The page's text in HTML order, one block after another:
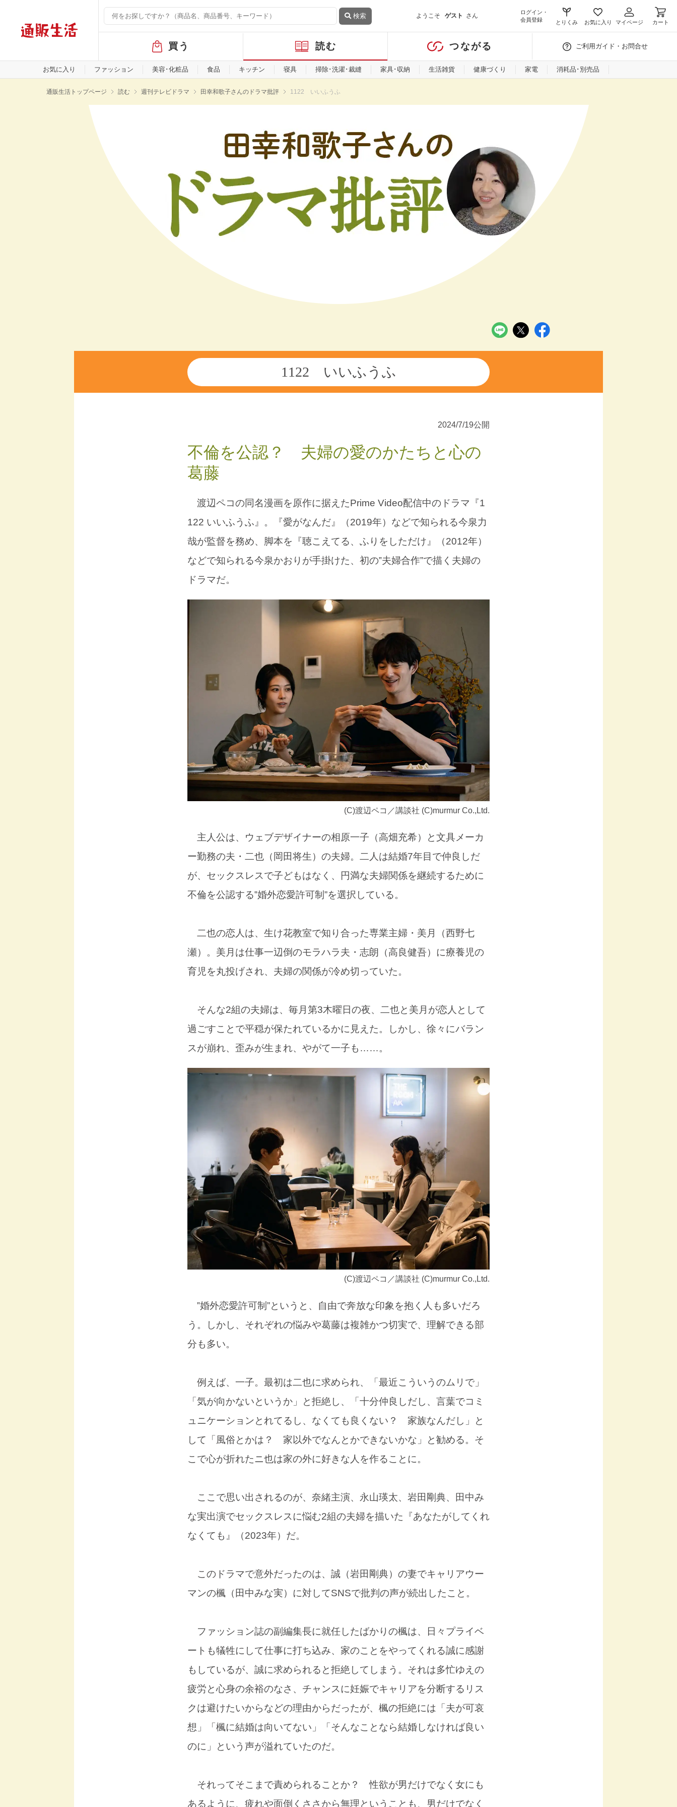
検索 ようこそ ゲスト さん
ログイン・
会員登録
とりくみ お気に入り マイページ カート
バ
ル
メ
買う 読む つながる ご利用ガイド・お問合せ
お気に入り ファッション 美容･化粧品 食品 キッチン 寝具 掃除･洗濯･裁縫 家具･収納 生活雑貨 健康づくり 家電 消耗品･別売品
通販生活トップページ 読む 週刊テレビドラマ 田幸和歌子さんのドラマ批評 1122 いいふうふ
1122 いいふうふ
2024/7/19公開
不倫を公認？ 夫婦の愛のかたちと心の
葛藤
渡辺ペコの同名漫画を原作に据えたPrime Video配信中のドラマ『1
122 いいふうふ』。『愛がなんだ』（2019年）などで知られる今泉力
哉が監督を務め、脚本を『聴こえてる、ふりをしただけ』（2012年）
などで知られる今泉かおりが手掛けた、初の‟夫婦合作”で描く夫婦の
ドラマだ。
(C)渡辺ペコ／講談社 (C)murmur Co.,Ltd.
主人公は、ウェブデザイナーの相原一子（高畑充希）と文具メーカ
ー勤務の夫・二也（岡田将生）の夫婦。二人は結婚7年目で仲良しだ
が、セックスレスで子どもはなく、円満な夫婦関係を継続するために
不倫を公認する‟婚外恋愛許可制”を選択している。
二也の恋人は、生け花教室で知り合った専業主婦・美月（西野七
瀬）。美月は仕事一辺倒のモラハラ夫・志朗（高良健吾）に療養児の
育児を丸投げされ、夫婦の関係が冷め切っていた。
そんな2組の夫婦は、毎月第3木曜日の夜、二也と美月が恋人として
過ごすことで平穏が保たれているかに見えた。しかし、徐々にバラン
スが崩れ、歪みが生まれ、やがて一子も……。
(C)渡辺ペコ／講談社 (C)murmur Co.,Ltd.
‟婚外恋愛許可制”というと、自由で奔放な印象を抱く人も多いだろ
う。しかし、それぞれの悩みや葛藤は複雑かつ切実で、理解できる部
分も多い。
例えば、一子。最初は二也に求められ、「最近こういうのムリで」
「気が向かないというか」と拒絶し、「十分仲良しだし、言葉でコミ
ュニケーションとれてるし、なくても良くない？ 家族なんだし」と
して「風俗とかは？ 家以外でなんとかできないかな」と勧める。そ
こで心が折れたニ也は家の外に好きな人を作ることに。
ここで思い出されるのが、奈緒主演、永山瑛太、岩田剛典、田中み
な実出演でセックスレスに悩む2組の夫婦を描いた『あなたがしてくれ
なくても』（2023年）だ。
このドラマで意外だったのは、誠（岩田剛典）の妻でキャリアウー
マンの楓（田中みな実）に対してSNSで批判の声が続出したこと。
ファッション誌の副編集長に就任したばかりの楓は、日々プライベ
ートも犠牲にして仕事に打ち込み、家のことをやってくれる誠に感謝
もしているが、誠に求められると拒絶してしまう。それは多忙ゆえの
疲労と心身の余裕のなさ、チャンスに妊娠でキャリアを分断するリス
クは避けたいからなどの理由からだったが、楓の拒絶には「夫が可哀
想」「楓に結婚は向いてない」「そんなことなら結婚しなければ良い
のに」という声が溢れていたのだ。
それってそこまで責められることか？ 性欲が男だけでなく女にも
あるように、疲れや面倒くささから無理ということも、男だけでなく